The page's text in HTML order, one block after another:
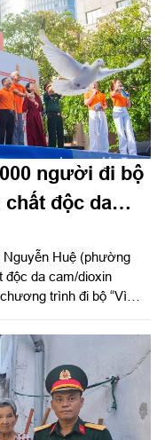
người đi bộ
chất độc da
Nguyễn Huệ (phường
độc da cam/dioxin
trình đi bộ “Vì
(10-8-1961 - 10-8-